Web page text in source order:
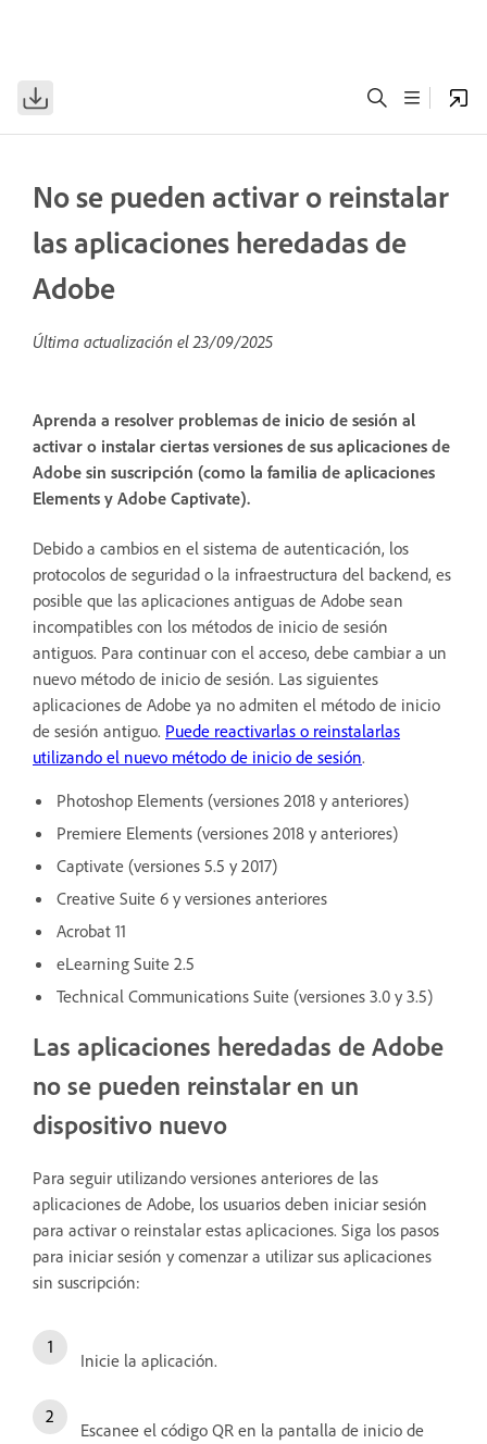
No se pueden activar o reinstalar
las aplicaciones heredadas de
Adobe
Última actualización el23/09/2025
Aprenda a resolver problemas de inicio de sesión al
activar o instalar ciertas versiones de sus aplicaciones de
Adobe sin suscripción (como la familia de aplicaciones
Elements y Adobe Captivate).
Debido a cambios en el sistema de autenticación, los
protocolos de seguridad o la infraestructura del backend, es
posible que las aplicaciones antiguas de Adobe sean
incompatibles con los métodos de inicio de sesión
antiguos. Para continuar con el acceso, debe cambiar a un
nuevo método de inicio de sesión. Las siguientes
aplicaciones de Adobe ya no admiten el método de inicio
de sesión antiguo. Puede reactivarlas o reinstalarlas
utilizando el nuevo método de inicio de sesión.
Photoshop Elements (versiones 2018 y anteriores)
Premiere Elements (versiones 2018 y anteriores)
Captivate (versiones 5.5 y 2017)
Creative Suite 6 y versiones anteriores
Acrobat 11
eLearning Suite 2.5
Technical Communications Suite (versiones 3.0 y 3.5)
Las aplicaciones heredadas de Adobe
no se pueden reinstalar en un
dispositivo nuevo
Para seguir utilizando versiones anteriores de las
aplicaciones de Adobe, los usuarios deben iniciar sesión
para activar o reinstalar estas aplicaciones. Siga los pasos
para iniciar sesión y comenzar a utilizar sus aplicaciones
sin suscripción:
Inicie la aplicación.
Escanee el código QR en la pantalla de inicio de